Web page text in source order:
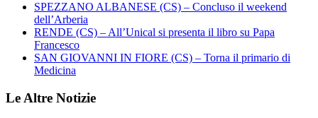
SPEZZANO ALBANESE (CS) – Concluso il weekend
dell’Arberia
RENDE (CS) – All’Unical si presenta il libro su Papa
Francesco
SAN GIOVANNI IN FIORE (CS) – Torna il primario di
Medicina
Le Altre Notizie